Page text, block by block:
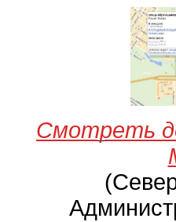
Смотреть